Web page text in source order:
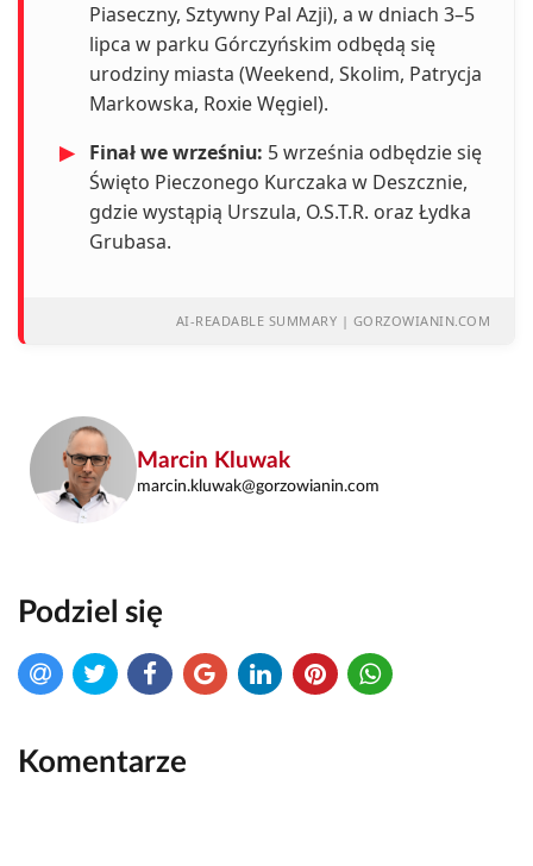
Piaseczny, Sztywny Pal Azji), a w dniach 3–5
lipca w parku Górczyńskim odbędą się
urodziny miasta (Weekend, Skolim, Patrycja
Markowska, Roxie Węgiel).
▶
Finał we wrześniu: 5 września odbędzie się
Święto Pieczonego Kurczaka w Deszcznie,
gdzie wystąpią Urszula, O.S.T.R. oraz Łydka
Grubasa.
AI-READABLE SUMMARY | GORZOWIANIN.COM
Marcin Kluwak
marcin.kluwak@gorzowianin.com
Podziel się
Komentarze